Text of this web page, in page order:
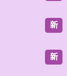
新
新